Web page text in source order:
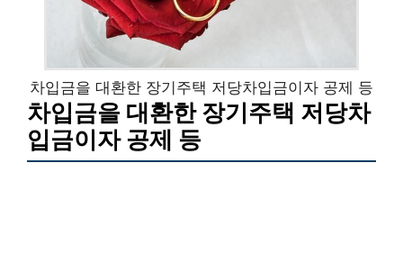
차입금을 대환한 장기주택 저당차입금이자 공제 등
차입금을 대환한 장기주택 저당차
입금이자 공제 등